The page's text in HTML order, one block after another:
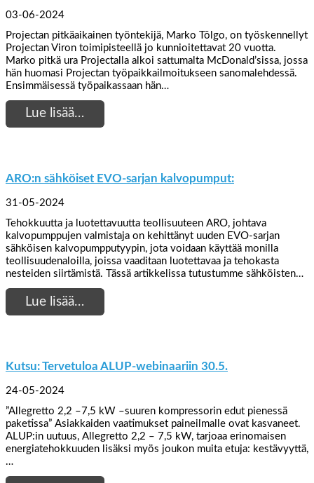
03-06-2024
Projectan pitkäaikainen työntekijä, Marko Tõlgo, on työskennellyt
Projectan Viron toimipisteellä jo kunnioitettavat 20 vuotta.
Marko pitkä ura Projectalla alkoi sattumalta McDonald’sissa, jossa
hän huomasi Projectan työpaikkailmoitukseen sanomalehdessä.
Ensimmäisessä työpaikassaan hän…
Lue lisää…
ARO:n sähköiset EVO-sarjan kalvopumput:
31-05-2024
Tehokkuutta ja luotettavuutta teollisuuteen ARO, johtava
kalvopumppujen valmistaja on kehittänyt uuden EVO-sarjan
sähköisen kalvopumpputyypin, jota voidaan käyttää monilla
teollisuudenaloilla, joissa vaaditaan luotettavaa ja tehokasta
nesteiden siirtämistä. Tässä artikkelissa tutustumme sähköisten…
Lue lisää…
Kutsu: Tervetuloa ALUP-webinaariin 30.5.
24-05-2024
”Allegretto 2,2 –7,5 kW ­–suuren kompressorin edut pienessä
paketissa” Asiakkaiden vaatimukset paineilmalle ovat kasvaneet.
ALUP:in uutuus, Allegretto 2,2 – 7,5 kW, tarjoaa erinomaisen
energiatehokkuuden lisäksi myös joukon muita etuja: kestävyyttä,
…